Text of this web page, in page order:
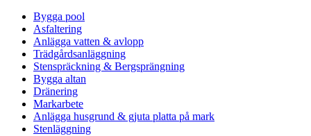
Bygga pool
Asfaltering
Anlägga vatten & avlopp
Trädgårdsanläggning
Stenspräckning & Bergsprängning
Bygga altan
Dränering
Markarbete
Anlägga husgrund & gjuta platta på mark
Stenläggning